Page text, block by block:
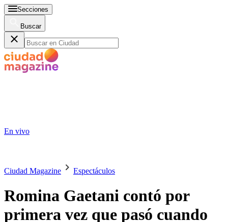
Secciones
Buscar
En vivo
Ciudad Magazine Espectáculos
Romina Gaetani contó por
primera vez que pasó cuando